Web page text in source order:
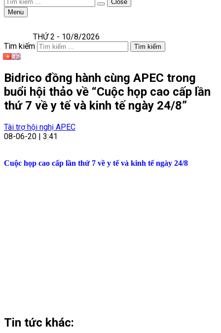
Close
Menu
THỨ 2 - 10/8/2026
Tìm kiếm
Tìm kiếm
Bidrico đồng hành cùng APEC trong
buổi hội thảo về “Cuộc họp cao cấp lần
thứ 7 về y tế và kinh tế ngày 24/8”
Tài trợ hội nghị APEC
08-06-20 | 3:41
Cuộc họp cao cấp lần thứ 7 về y tế và kinh tế ngày 24/8
Tin tức khác: